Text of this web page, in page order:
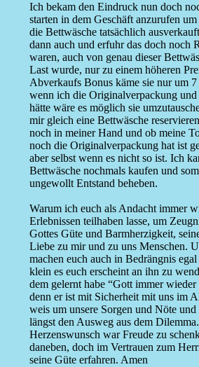
Ich bekam den Eindruck nun doch
starten in dem Geschäft anzurufen
die Bettwäsche tatsächlich
dann auch und erfuhr das doch noch
waren, auch von genau dieser
Last wurde, nur zu einem höheren
Abverkaufs Bonus käme sie nur um
wenn ich die Originalverpackung und
hätte wäre es möglich sie
mir gleich eine Bettwäsche
noch in meiner Hand und ob meine
noch die Originalverpackung hat ist
aber selbst wenn es nicht so ist. Ich
Bettwäsche nochmals kaufen und
ungewollt Entstand beheben.
Warum ich euch als Andacht immer
Erlebnissen teilhaben lasse, um
Gottes Güte und Barmherzigkeit,
Liebe zu mir und zu uns Menschen.
machen euch auch in Bedrängnis
klein es euch erscheint an ihn zu
dem gelernt habe “Gott immer wieder
denn er ist mit Sicherheit mit uns im
weis um unsere Sorgen und Nöte
längst den Ausweg aus dem
Herzenswunsch war Freude zu
daneben, doch im Vertrauen zum
seine Güte erfahren. Amen